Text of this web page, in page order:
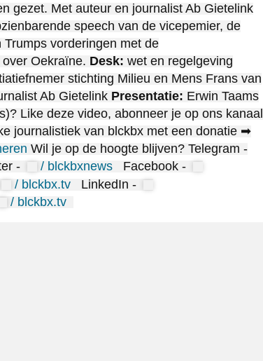
gezet. Met auteur en journalist Ab Gietelink
speech van de vicepemier, de
vorderingen met de
Oekraïne. Desk: wet en regelgeving
stichting Milieu en Mens Frans van
Ab Gietelink Presentatie: Erwin Taams
Like deze video, abonneer je op ons kanaal
journalistiek van blckbx met een donatie ➡
Wil je op de hoogte blijven? Telegram -
- / blckbxnews
Facebook -
/ blckbx.tv
LinkedIn -
/ blckbx.tv